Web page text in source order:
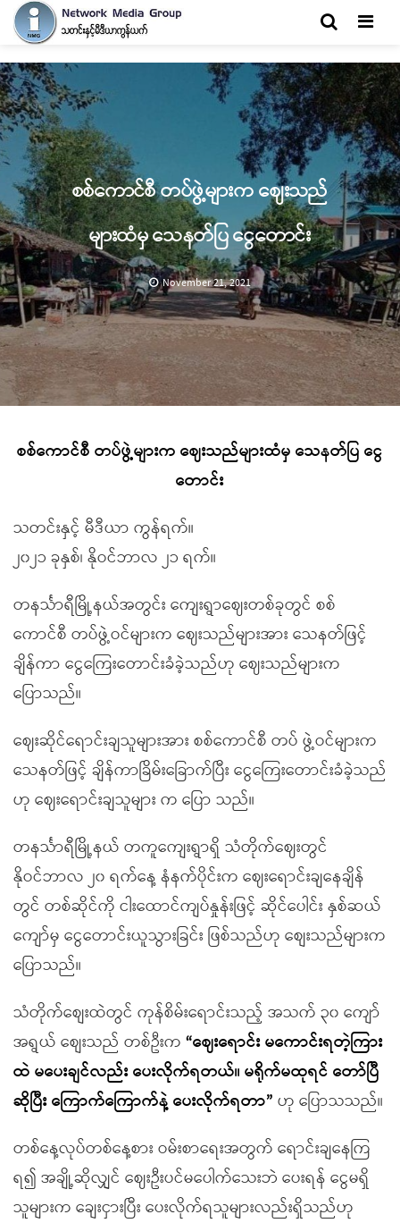
စစ်ကောင်စီ တပ်ဖွဲ့များက ဈေးသည်
များထံမှ သေနတ်ပြ ငွေတောင်း
November 21, 2021
စစ်ကောင်စီ တပ်ဖွဲ့များက ဈေးသည်များထံမှ သေနတ်ပြ ငွေ
တောင်း
သတင်းနှင့် မီဒီယာ ကွန်ရက်။
၂၀၂၁ ခုနှစ်၊ နိုဝင်ဘာလ ၂၁ ရက်။
တနင်္သာရီမြို့နယ်အတွင်း ကျေးရွာဈေးတစ်ခုတွင် စစ်
ကောင်စီ တပ်ဖွဲ့ဝင်များက ဈေးသည်များအား သေနတ်ဖြင့်
ချိန်ကာ ငွေကြေးတောင်းခံခဲ့သည်ဟု ဈေးသည်များက
ပြောသည်။
ဈေးဆိုင်ရောင်းချသူများအား စစ်ကောင်စီ တပ် ဖွဲ့ဝင်များက
သေနတ်ဖြင့် ချိန်ကာခြိမ်းခြောက်ပြီး ငွေကြေးတောင်းခံခဲ့သည်
ဟု ဈေးရောင်းချသူများ က ပြော သည်။
တနင်္သာရီမြို့နယ် တကူကျေးရွာရှိ သံတိုက်ဈေးတွင်
နိုဝင်ဘာလ ၂၀ ရက်နေ့ နံနက်ပိုင်းက ဈေးရောင်းချနေချိန်
တွင် တစ်ဆိုင်ကို ငါးထောင်ကျပ်နှုန်းဖြင့် ဆိုင်ပေါင်း နှစ်ဆယ်
ကျော်မှ ငွေတောင်းယူသွားခြင်း ဖြစ်သည်ဟု စျေးသည်များက
ပြောသည်။
သံတိုက်စျေးထဲတွင် ကုန်စိမ်းရောင်းသည့် အသက် ၃၀ ကျော်
အရွယ် စျေးသည် တစ်ဦးက “ဈေးရောင်း မကောင်းရတဲ့ကြား
ထဲ မပေးချင်လည်း ပေးလိုက်ရတယ်။ မရိုက်မထုရင် တော်ပြီ
ဆိုပြီး ကြောက်ကြောက်နဲ့ ပေးလိုက်ရတာ” ဟု ပြောသသည်။
တစ်နေ့လုပ်တစ်နေ့စား ဝမ်းစာရေးအတွက် ရောင်းချနေကြ
ရ၍ အချို့ဆိုလျှင် ဈေးဦးပင်မပေါက်သေးဘဲ ပေးရန် ငွေမရှိ
သူများက ချေးငှားပြီး ပေးလိုက်ရသူများလည်းရှိသည်ဟု